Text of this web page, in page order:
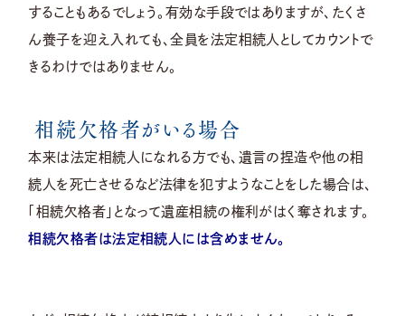
することもあるでしょう。有効な手段ではありますが、たくさ
ん養子を迎え入れても、全員を法定相続人としてカウントで
きるわけではありません。
相続欠格者がいる場合
本来は法定相続人になれる方でも、遺言の捏造や他の相
続人を死亡させるなど法律を犯すようなことをした場合は、
「相続欠格者」となって遺産相続の権利がはく奪されます。
相続欠格者は法定相続人には含めません。